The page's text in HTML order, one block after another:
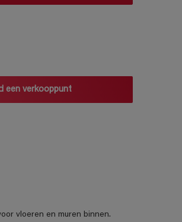
een verkooppunt
vloeren en muren binnen.